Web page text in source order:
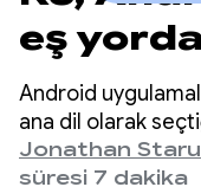
eş
kat
getirdi?
Android
ana dil olarak
kotlinx.coroutines,
fiili bir standart
Jonathan
süresi 7 dakika